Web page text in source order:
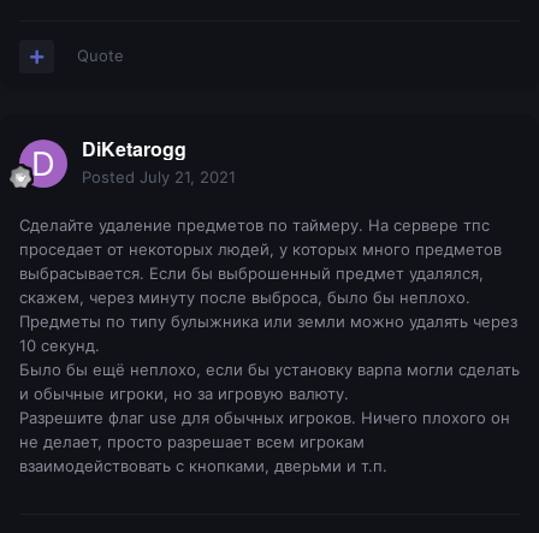
Quote
DiKetarogg
Posted July 21, 2021
Сделайте удаление предметов по таймеру. На сервере тпс
проседает от некоторых людей, у которых много предметов
выбрасывается. Если бы выброшенный предмет удалялся,
скажем, через минуту после выброса, было бы неплохо.
Предметы по типу булыжника или земли можно удалять через
10 секунд.
Было бы ещё неплохо, если бы установку варпа могли сделать
и обычные игроки, но за игровую валюту.
Разрешите флаг use для обычных игроков. Ничего плохого он
не делает, просто разрешает всем игрокам
взаимодействовать с кнопками, дверьми и т.п.